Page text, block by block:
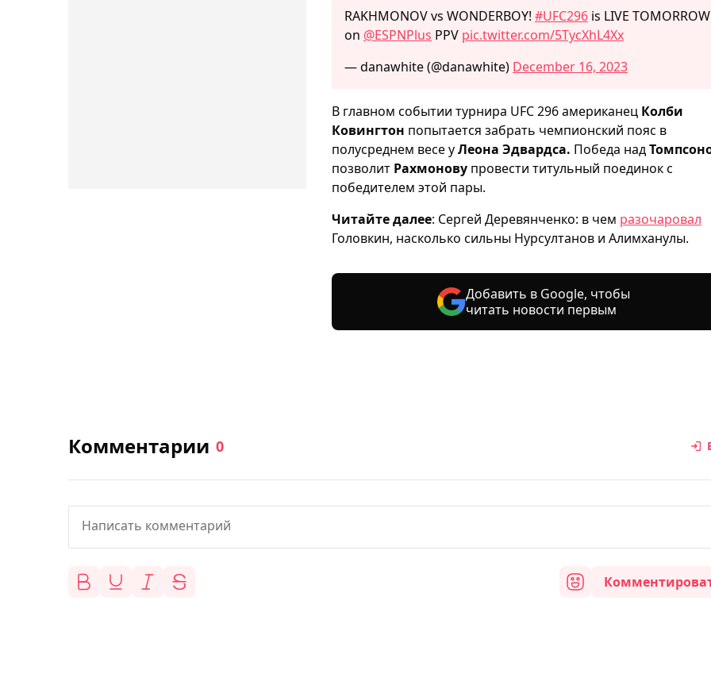
RAKHMONOV vs WONDERBOY! #UFC296 is LIVE TOMORROW
on @ESPNPlus PPV pic.twitter.com/5TycXhL4Xx
— danawhite (@danawhite) December 16, 2023
В главном событии турнира UFC 296 американец Колби
Ковингтон попытается забрать чемпионский пояс в
полусреднем весе уЛеона Эдвардса. Победа над
позволит Рахмонову провести титульный поединок с
победителем этой пары.
Читайте далее: Сергей Деревянченко: в чем разочаровал
Головкин, насколько сильны Нурсултанов и Алимханулы.
Добавить в Google, чтобы
читать новости первым
Комментарии 0